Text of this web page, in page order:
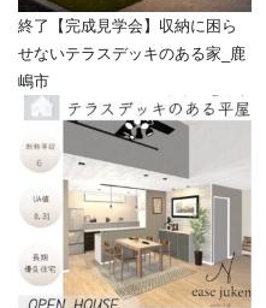
終了【完成見学会】収納に困ら
せないテラスデッキのある家_鹿
嶋市